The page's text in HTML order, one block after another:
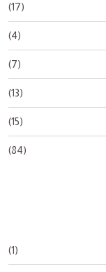
(17)
(4)
(7)
(13)
(15)
(84)
(1)